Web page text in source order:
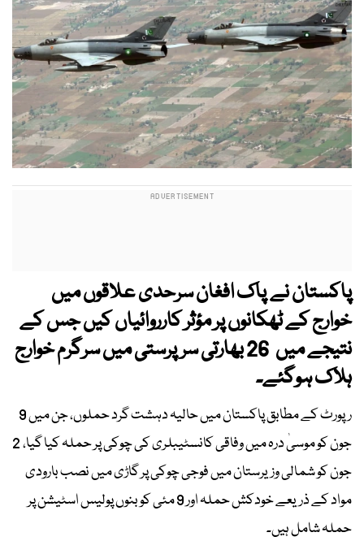
پاکستان نے پاک افغان سرحدی علاقوں میں
خوارج کے ٹھکانوں پر مؤثر کارروائیاں کیں جس کے
نتیجے میں 26 بھارتی سرپرستی میں سرگرم خوارج
ہلاک ہوگئے۔
رپورٹ کے مطابق پاکستان میں حالیہ دہشت گرد حملوں، جن میں 9
جون کو موسیٰ درہ میں وفاقی کانسٹیبلری کی چوکی پر حملہ کیا گیا، 2
جون کو شمالی وزیرستان میں فوجی چوکی پر گاڑی میں نصب بارودی
مواد کے ذریعے خودکش حملہ اور 9 مئی کو بنوں پولیس اسٹیشن پر
حملہ شامل ہیں۔